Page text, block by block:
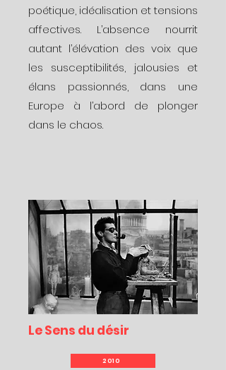
poétique, idéalisation et tensions
affectives. L’absence nourrit
autant l’élévation des voix que
les susceptibilités, jalousies et
élans passionnés, dans une
Europe à l’abord de plonger
dans le chaos.
Le Sens du désir
2010